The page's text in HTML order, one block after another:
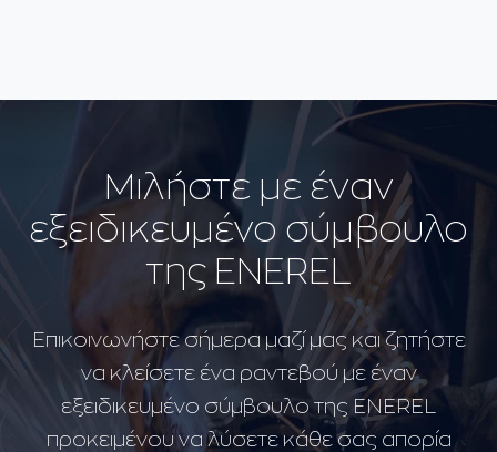
Μιλήστε με έναν
εξειδικευμένο σύμβουλο
της ENEREL
Επικοινωνήστε σήμερα μαζί μας και ζητήστε
να κλείσετε ένα ραντεβού με έναν
εξειδικευμένο σύμβουλο της ENEREL
προκειμένου να λύσετε κάθε σας απορία